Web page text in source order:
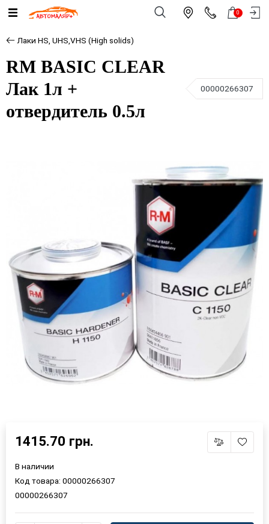
0
Лаки HS, UHS,VHS (High solids)
RM BASIC CLEAR
Лак 1л +
отвердитель 0.5л
00000266307
×
1415.70 грн.
В наличии
Код товара: 00000266307
00000266307